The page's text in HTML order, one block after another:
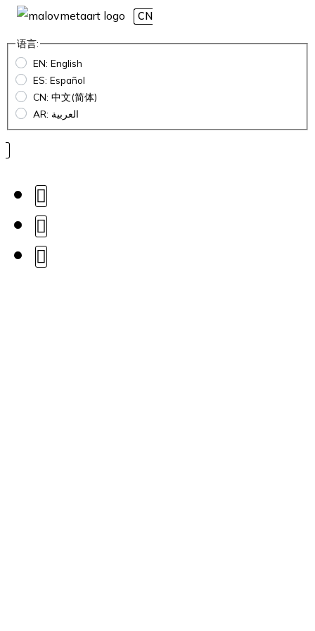
CN
语言:
EN: English
ES: Español
CN: 中文(简体)
AR: العربية